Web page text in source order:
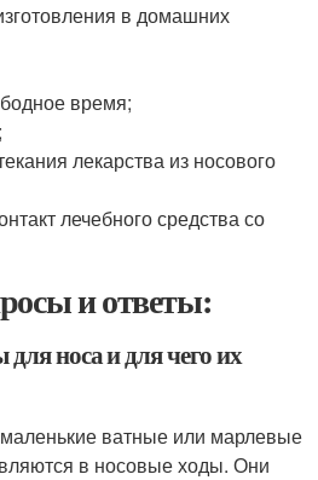
в домашних
время;
лекарства из носового
лечебного средства со
и ответы:
носа и для чего их
ватные или марлевые
в носовые ходы. Они